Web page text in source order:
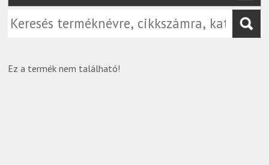
Ez a termék nem található!